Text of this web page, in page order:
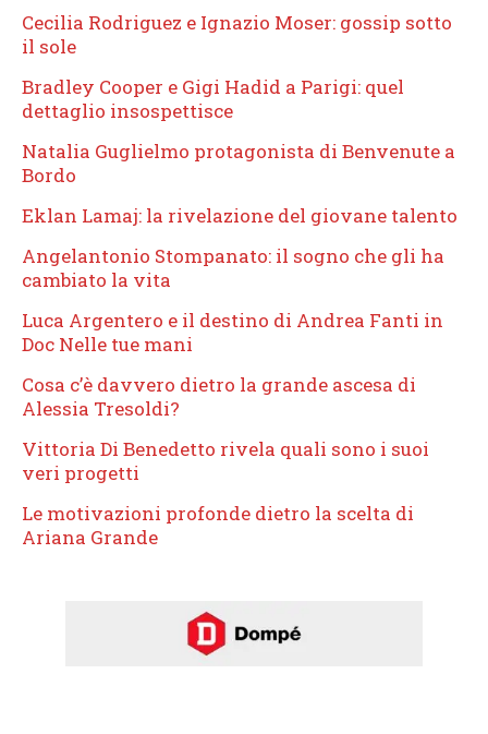
Cecilia Rodriguez e Ignazio Moser: gossip sotto
il sole
Bradley Cooper e Gigi Hadid a Parigi: quel
dettaglio insospettisce
Natalia Guglielmo protagonista di Benvenute a
Bordo
Eklan Lamaj: la rivelazione del giovane talento
Angelantonio Stompanato: il sogno che gli ha
cambiato la vita
Luca Argentero e il destino di Andrea Fanti in
Doc Nelle tue mani
Cosa c’è davvero dietro la grande ascesa di
Alessia Tresoldi?
Vittoria Di Benedetto rivela quali sono i suoi
veri progetti
Le motivazioni profonde dietro la scelta di
Ariana Grande